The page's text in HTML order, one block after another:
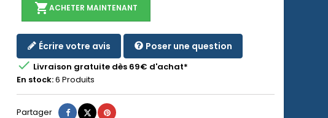
shopping_cartACHETER MAINTENANT
Écrire votre avis Poser une question
 Livraison gratuite dès 69€ d'achat*
En stock:6 Produits
Partager Partager
TweetPinterest